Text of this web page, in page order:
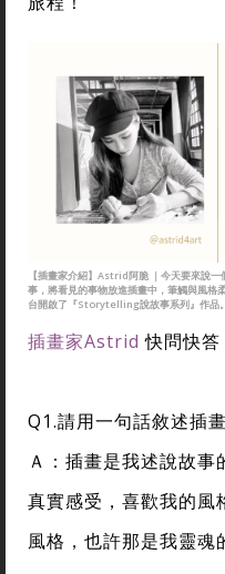
【插畫家介紹】Astrid阿脆 ｜今天要來說一
事，將看見的事物放進插畫中，筆觸與風格
台開啟了『Storytelling說故事系列』作品。
插畫家Astrid 快問快答
Q1.請用一句話敘述插
Ａ：插畫是我述說故
真實感受，喜歡我的風
風格，也許那是我靈魂